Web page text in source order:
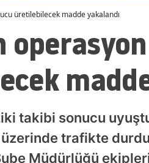
üretilebilecek madde yakalandı
takibi sonucu
trafikte
Müdürlüğü